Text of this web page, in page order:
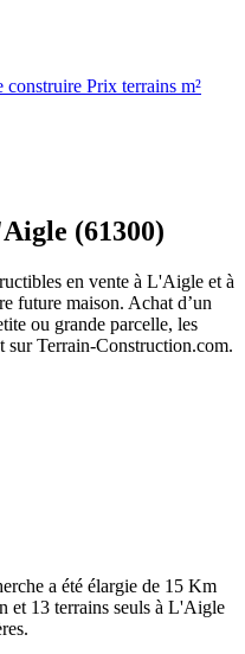
construire Prix terrains m²
(61300)
en vente à L'Aigle et à
future maison. Achat d’un
ou grande parcelle, les
surTerrain-Construction.com.
a été élargie de 15 Km
et 13 terrains seuls à L'Aigle